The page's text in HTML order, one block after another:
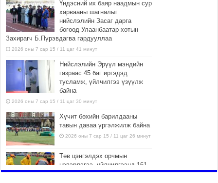
Үндэсний их баяр наадмын сур
харвааны шагналыг
нийслэлийн Засаг дарга
бөгөөд Улаанбаатар хотын
Захирагч Б.Пүрэвдагва гардууллаа
2026 оны 7 сар 15 / 11 цаг 41 минут
Нийслэлийн Эрүүл мэндийн
газраас 45 баг иргэдэд
тусламж, үйлчилгээ үзүүлж
байна
2026 оны 7 сар 15 / 11 цаг 30 минут
Хүчит бөхийн барилдааны
тавын даваа үргэлжилж байна
2026 оны 7 сар 15 / 11 цаг 26 минут
Төв цэнгэлдэх орчмын
цэвэрлэгээ, үйлчилгээнд 161
ажилтан, 27 техниктэй